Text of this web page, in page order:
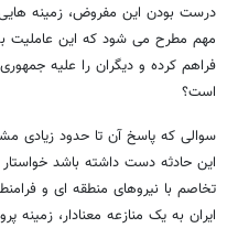
درست بودن این مفروض، زمینه
مهم مطرح می شود که این عاملیت
فراهم کرده و دیگران را علیه
است؟
سوالی که پاسخ آن تا حدود زیادی
این حادثه دست داشته باشد
تخاصم با نیروهای منطقه ای و
ایران به یک منازعه معنادار،